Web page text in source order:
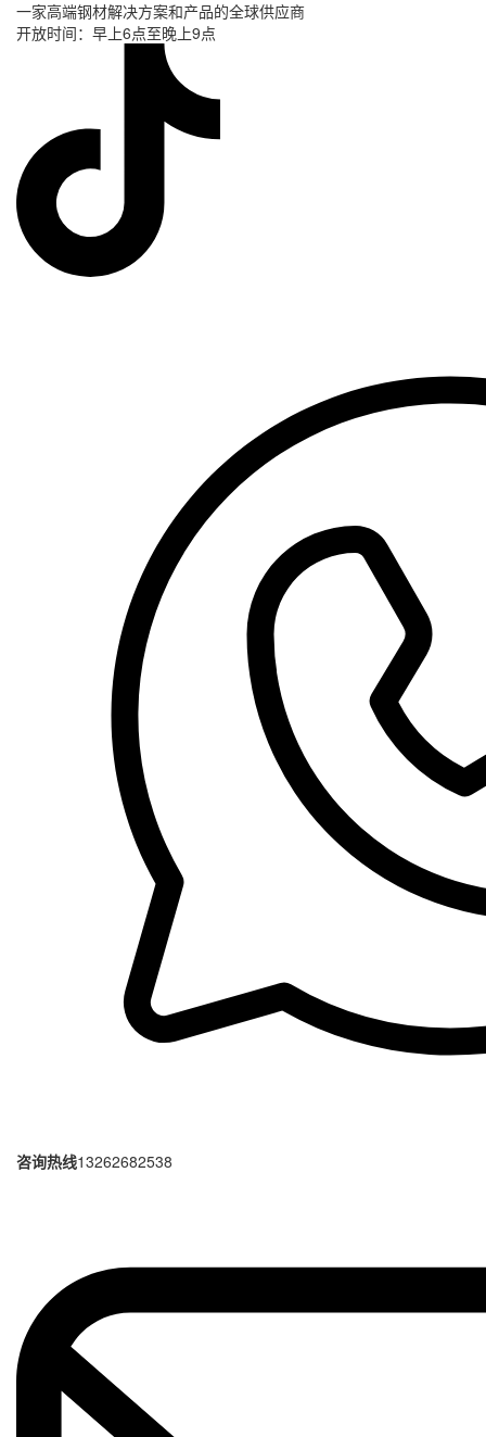
一家高端钢材解决方案和产品的全球供应商
开放时间：早上6点至晚上9点
咨询热线13262682538